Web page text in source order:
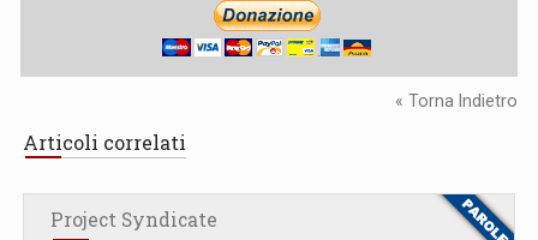
« Torna Indietro
Articoli correlati
Project Syndicate